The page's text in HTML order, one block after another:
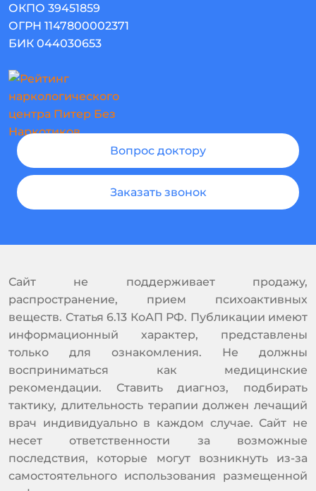
ОКПО 39451859
ОГРН 1147800002371
БИК 044030653
Вопрос доктору
Заказать звонок
Сайт не поддерживает продажу,
распространение, прием психоактивных
веществ. Статья 6.13 КоАП РФ. Публикации имеют
информационный характер, представлены
только для ознакомления. Не должны
восприниматься как медицинские
рекомендации. Ставить диагноз, подбирать
тактику, длительность терапии должен лечащий
врач индивидуально в каждом случае. Сайт не
несет ответственности за возможные
последствия, которые могут возникнуть из-за
самостоятельного использования размещенной